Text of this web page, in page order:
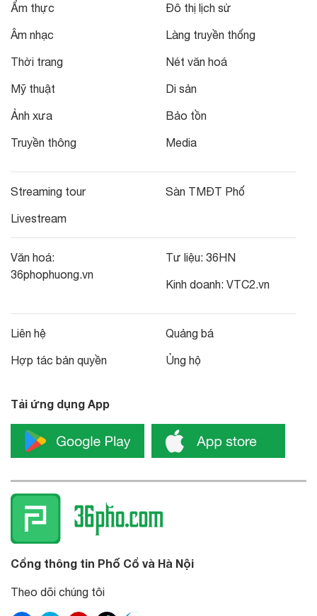
Ẩm thực
Âm nhạc
Thời trang
Mỹ thuật
Ảnh xưa
Truyền thông
Đô thị lịch sử
Làng truyền thống
Nét văn hoá
Di sản
Bảo tồn
Media
Streaming tour
Livestream
Sàn TMĐT Phố
Văn hoá:
36phophuong.vn
Tư liệu: 36HN
Kinh doanh: VTC2.vn
Liên hệ
Hợp tác bản quyền
Quảng bá
Ủng hộ
Tải ứng dụng App
Cổng thông tin Phố Cổ và Hà Nội
Theo dõi chúng tôi